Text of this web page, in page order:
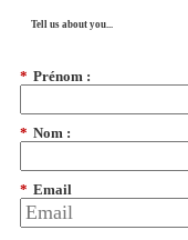
Tell us about you...
* Prénom :
* Nom :
* Email